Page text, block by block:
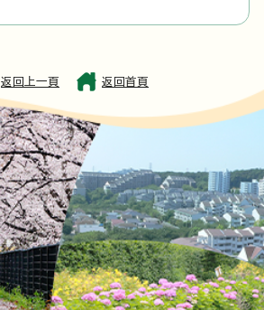
返回上一頁 返回首頁